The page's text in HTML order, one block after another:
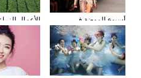
الأعمال
فصل الخريف
أسبوع الموضة في
نيويورك